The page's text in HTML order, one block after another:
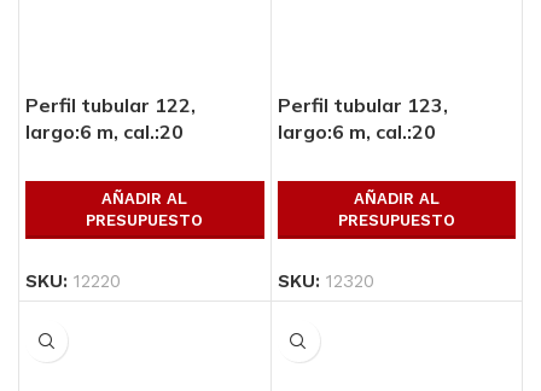
Perfil tubular 122,
largo:6 m, cal.:20
AÑADIR AL
PRESUPUESTO
SKU: 12220
Perfil tubular 123,
largo:6 m, cal.:20
AÑADIR AL
PRESUPUESTO
SKU: 12320